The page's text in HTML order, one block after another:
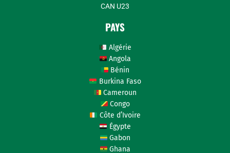
CAN U23
PAYS
Algérie
Angola
Bénin
Burkina Faso
Cameroun
Congo
Côte d’Ivoire
Égypte
Gabon
Ghana